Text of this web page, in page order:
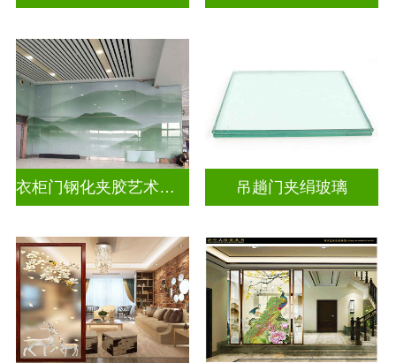
衣柜门钢化夹胶艺术玻璃 吊趟门夹绢玻璃